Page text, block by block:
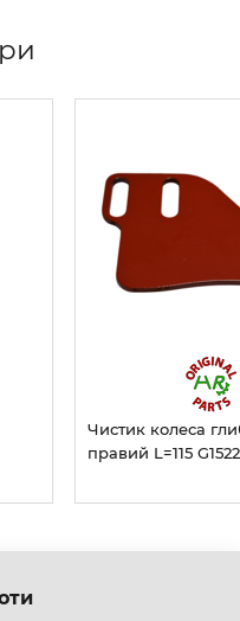
Чистик колеса
правий L=115